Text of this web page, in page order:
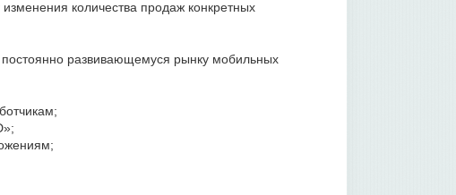
количества продаж конкретных
развивающемуся рынку мобильных